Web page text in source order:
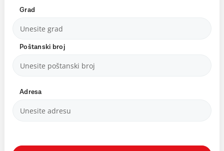
Grad
Poštanski broj
Adresa